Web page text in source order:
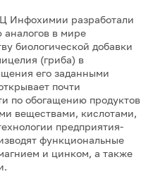
Инфохимии разработали
в мире
биологической добавки
(гриба) в
его заданными
почти
по обогащению продуктов
веществами, кислотами,
предприятия-
функциональные
и цинком, а также